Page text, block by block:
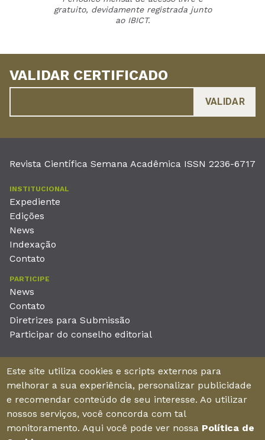
gratuito, devidamente registrada junto
ao IBICT.
VALIDAR CERTIFICADO
Revista Científica Semana Acadêmica ISSN 2236-6717
INSTITUCIONAL
Expediente
Edições
News
Indexação
Contato
PARTICIPE
News
Contato
Diretrizes para Submissão
Participar do conselho editorial
Unieducar Inteligência Educacional Ltda
CNPJ: 05.569.970/0001-26
Av. Desembargador Moreira, No. 2001 – 11º andar - Bairro
Aldeota
Fortaleza – Ceará - Brasil - CEP 60170-001
Este site utiliza cookies e scripts externos para
melhorar a sua experiência, personalizar publicidade
e recomendar conteúdo de seu interesse. Ao utilizar
nossos serviços, você concorda com tal
monitoramento. Aqui você pode ver nossa Política de